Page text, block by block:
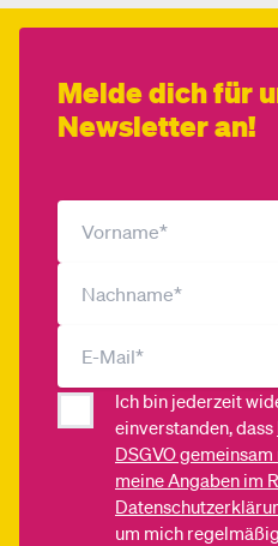
Melde dich für
Newsletter an!
Ich bin jederzeit
einverstanden, dass
DSGVO
meine Angaben im
um mich